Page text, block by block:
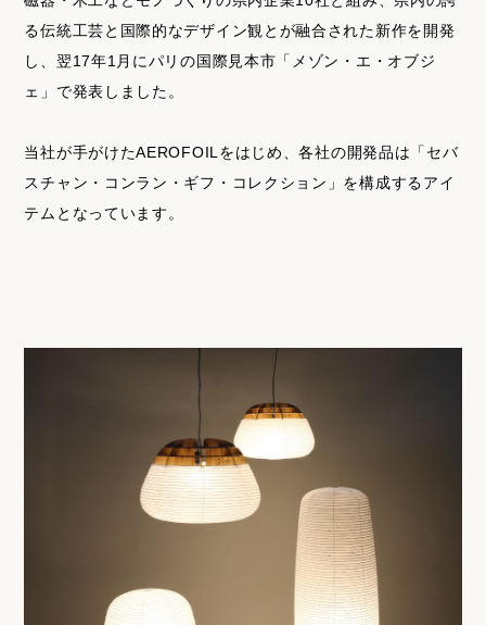
る伝統工芸と国際的なデザイン観とが融合された新作を開発
し、翌17年1月にパリの国際見本市「メゾン・エ・オブジ
ェ」で発表しました。
当社が手がけたAEROFOILをはじめ、各社の開発品は「セバ
スチャン・コンラン・ギフ・コレクション」を構成するアイ
テムとなっています。